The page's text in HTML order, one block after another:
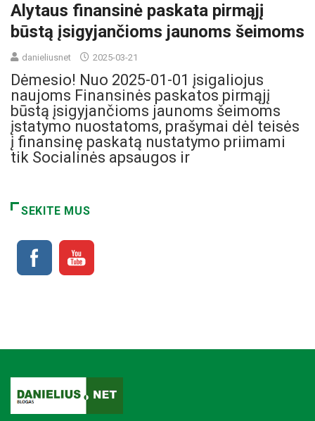
Alytaus finansinė paskata pirmąjį
būstą įsigyjančioms jaunoms šeimoms
danieliusnet 2025-03-21
Dėmesio! Nuo 2025-01-01 įsigaliojus
naujoms Finansinės paskatos pirmąjį
būstą įsigyjančioms jaunoms šeimoms
įstatymo nuostatoms, prašymai dėl teisės
į finansinę paskatą nustatymo priimami
tik Socialinės apsaugos ir
SEKITE MUS